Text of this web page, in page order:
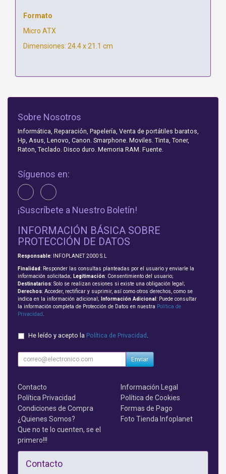
Formato
Micro ATX
Dimensiones: 24.4 x 21.1 cm
Sobre Nosotros
Informática, Reparación, Papelería, Venta de portátiles baratos,
Hp, Asus, Lenovo, Canon. Smarphone. Moviles. Tinta, Toner,
Raton, Teclado. Disco duro. Memoria RAM. Fuente.
Síguenos en:
¡Suscríbete a Nuestro Boletín!
INFORMACIÓN BÁSICA SOBRE
PROTECCIÓN DE DATOS
Responsable: INFOPLANET 2000 S.L
Finalidad: Responder las consultas planteadas por el usuario y enviarle la
información solicitada; Legitimación: Consentimiento del usuario;
Destinatarios: Solo se realizan cesiones si existe una obligación legal;
Derechos: Acceder, rectificar y suprimir, así como otros derechos, como se
indica en la información adicional;
Información Adicional : Puede consultar
la información completa de Protección de Datos en nuestra Política de
Privacidad
He leído y acepto la Política de Privacidad
Enviar
Contacto
Información Legal
Política Privacidad
Política de Cookies
Condiciones de Compra
Formas de Pago
¿Quienes Somos?
Foto Tienda Infoplanet
Que no te lo cuenten, se el
primero!!!
Contacto